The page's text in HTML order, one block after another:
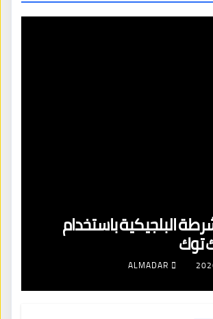
البلجيكية باستخدام
توك
ALMADAR